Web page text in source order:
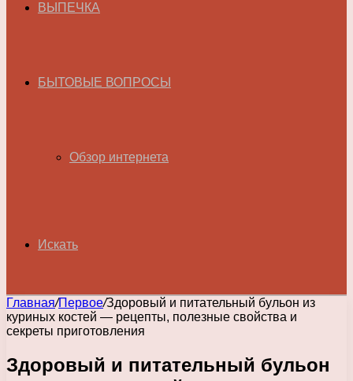
ВЫПЕЧКА
БЫТОВЫЕ ВОПРОСЫ
Обзор интернета
Искать
Главная/Первое/Здоровый и питательный бульон из
куриных костей — рецепты, полезные свойства и
секреты приготовления
Здоровый и питательный бульон